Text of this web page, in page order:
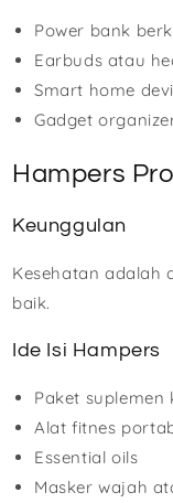
Power bank
Earbuds atau
Smart home
Gadget
Hampers
Keunggulan
Kesehatan adalah
baik.
Ide Isi Hampers
Paket suplemen
Alat fitnes
Essential oils
Masker wajah